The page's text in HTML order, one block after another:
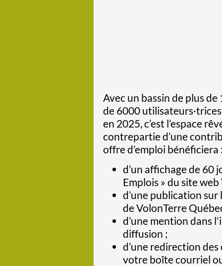
Avec un bassin de plus
de 6000
en 2025, c’est l’espace
contrepartie d’une
offre d’emploi bénéficiera
d’un affichage de 60
Emplois » du site
d’une publication
de VolonTerre
d’une mention dans
diffusion ;
d’une redirection
votre boîte courriel